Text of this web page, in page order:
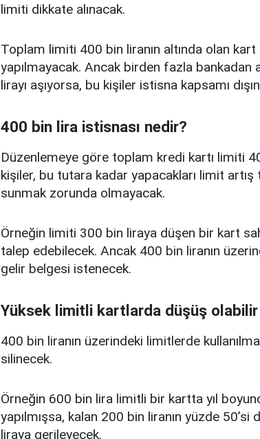
limiti dikkate alınacak.
Toplam limiti 400 bin liranın altında olan
yapılmayacak. Ancak birden fazla bankadan
lirayı aşıyorsa, bu kişiler istisna kapsamı
400 bin lira istisnası nedir?
Düzenlemeye göre toplam kredi kartı limiti
kişiler, bu tutara kadar yapacakları limit
sunmak zorunda olmayacak.
Örneğin limiti 300 bin liraya düşen bir kart
talep edebilecek. Ancak 400 bin liranın
gelir belgesi istenecek.
Yüksek limitli kartlarda düşüş olabilir
400 bin liranın üzerindeki limitlerde
silinecek.
Örneğin 600 bin lira limitli bir kartta yıl
yapılmışsa, kalan 200 bin liranın yüzde
liraya gerileyecek.